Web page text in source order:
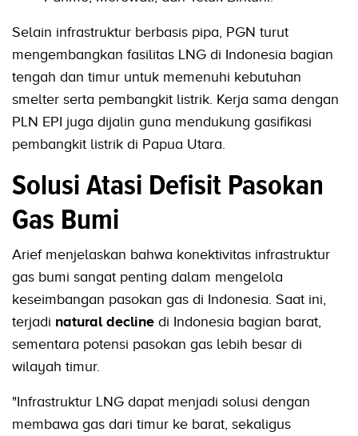
Selain infrastruktur berbasis pipa, PGN turut
mengembangkan fasilitas LNG di Indonesia bagian
tengah dan timur untuk memenuhi kebutuhan
smelter serta pembangkit listrik. Kerja sama dengan
PLN EPI juga dijalin guna mendukung gasifikasi
pembangkit listrik di Papua Utara.
Solusi Atasi Defisit Pasokan
Gas Bumi
Arief menjelaskan bahwa konektivitas infrastruktur
gas bumi sangat penting dalam mengelola
keseimbangan pasokan gas di Indonesia. Saat ini,
terjadi natural decline di Indonesia bagian barat,
sementara potensi pasokan gas lebih besar di
wilayah timur.
"Infrastruktur LNG dapat menjadi solusi dengan
membawa gas dari timur ke barat, sekaligus